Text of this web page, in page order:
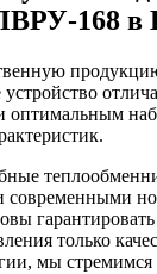
168
оптимальным
современными
только
мы стремимся